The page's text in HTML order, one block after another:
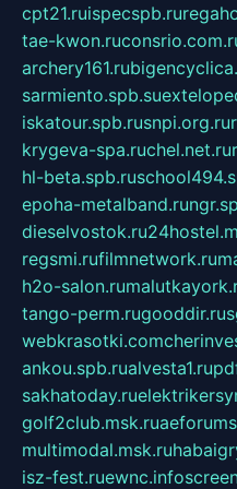
cpt21.ruispecspb.ru
tae-kwon.ru
archery161.ru
sarmiento.spb.su
iskatour.spb.rusnpi.org.ru
krygeva-spa.ruchel.net.ru
hl-beta.spb.ru
epoha-metalband.ru
dieselvostok.ru
regsmi.rufilmnetwork.ru
h2o-salon.ru
tango-perm.rugooddir.ru
webkrasotki.com
ankou.spb.rualvesta1.ru
sakhatoday.ru
golf2club.msk.ru
multimodal.msk.ru
isz-fest.ruewnc.info